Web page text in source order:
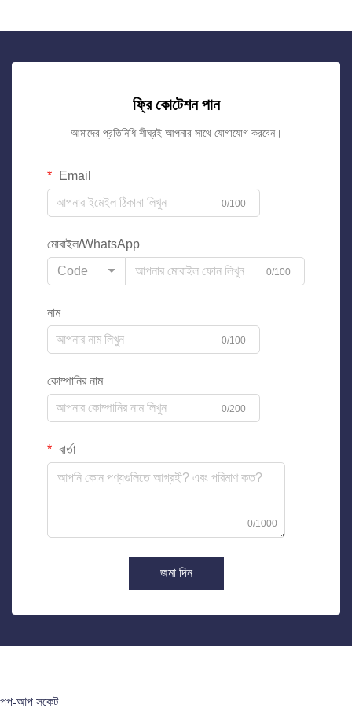
ফ্রি কোটেশন পান
আমাদের প্রতিনিধি শীঘ্রই আপনার সাথে যোগাযোগ করবেন।
Email
0/100
মোবাইল/WhatsApp
Code
0/100
নাম
0/100
কোম্পানির নাম
0/200
বার্তা
0/1000
জমা দিন
পপ-আপ সকেট